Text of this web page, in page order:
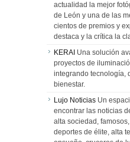
actualidad la mejor
de León y una de las
cientos de premios y
destaca y la crítica la
KERAI Una solución
proyectos de
integrando tecnología,
bienestar.
Lujo Noticias Un
encontrar las noticias
alta sociedad,
deportes de élite, alta